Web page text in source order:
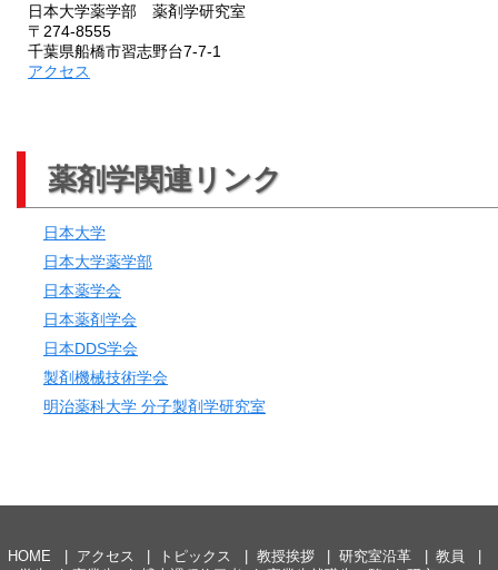
日本大学薬学部 薬剤学研究室
〒274-8555
千葉県船橋市習志野台7-7-1
アクセス
薬剤学関連リンク
日本大学
日本大学薬学部
日本薬学会
日本薬剤学会
日本DDS学会
製剤機械技術学会
明治薬科大学 分子製剤学研究室
HOME アクセス トピックス 教授挨拶 研究室沿革
教員